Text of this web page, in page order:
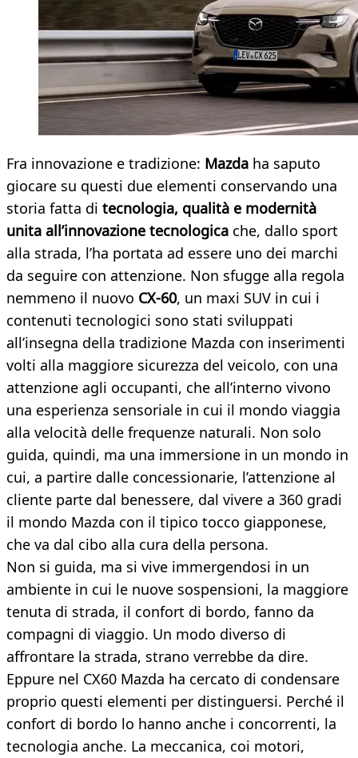
Fra innovazione e tradizione: Mazda ha saputo
giocare su questi due elementi conservando una
storia fatta di tecnologia, qualità e modernità
unita all’innovazione tecnologica che, dallo sport
alla strada, l’ha portata ad essere uno dei marchi
da seguire con attenzione. Non sfugge alla regola
nemmeno il nuovo CX-60, un maxi SUV in cui i
contenuti tecnologici sono stati sviluppati
all’insegna della tradizione Mazda con inserimenti
volti alla maggiore sicurezza del veicolo, con una
attenzione agli occupanti, che all’interno vivono
una esperienza sensoriale in cui il mondo viaggia
alla velocità delle frequenze naturali. Non solo
guida, quindi, ma una immersione in un mondo in
cui, a partire dalle concessionarie, l’attenzione al
cliente parte dal benessere, dal vivere a 360 gradi
il mondo Mazda con il tipico tocco giapponese,
che va dal cibo alla cura della persona.
Non si guida, ma si vive immergendosi in un
ambiente in cui le nuove sospensioni, la maggiore
tenuta di strada, il confort di bordo, fanno da
compagni di viaggio. Un modo diverso di
affrontare la strada, strano verrebbe da dire.
Eppure nel CX60 Mazda ha cercato di condensare
proprio questi elementi per distinguersi. Perché il
confort di bordo lo hanno anche i concorrenti, la
tecnologia anche. La meccanica, coi motori,